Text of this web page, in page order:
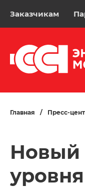
Заказчикам
Главная / Пресс-
Новый
уровня